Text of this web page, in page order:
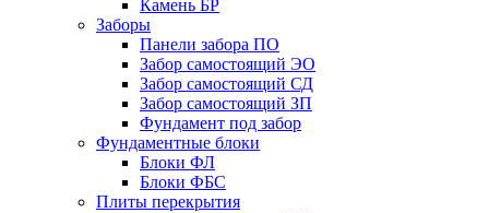
Камень БР
Заборы
Панели забора ПО
Забор самостоящий ЭО
Забор самостоящий СД
Забор самостоящий ЗП
Фyндамент под забор
Фундаментные блоки
Блоки ФЛ
Блоки ФБС
Плиты перекрытия